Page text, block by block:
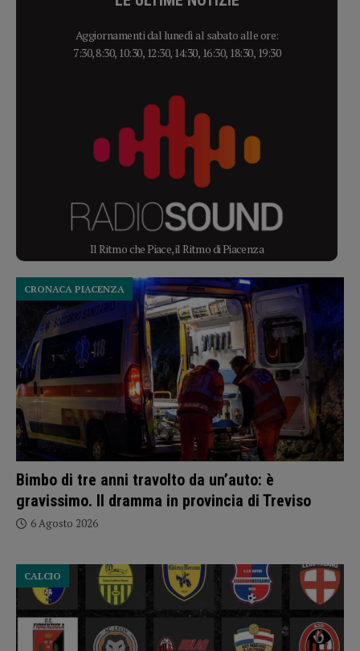
Aggiornamenti dal lunedì al sabato alle ore:
7:30, 8:30, 10:30, 12:30, 14:30, 16:30, 18:30, 19:30
Il Ritmo che Piace, il Ritmo di Piacenza
Bimbo di tre anni travolto da un’auto: è
gravissimo. Il dramma in provincia di Treviso
CRONACA PIACENZA
6 Agosto 2026
CALCIO